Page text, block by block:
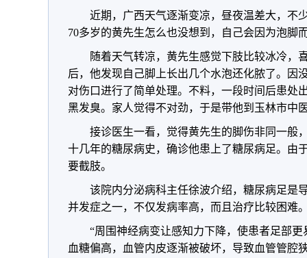
近期，广西天气逐渐变凉，昼夜温差大，不
70多岁的黄先生怎么也没想到，自己会因为泡脚
随着天气转凉，黄先生感觉下肢比较冰冷，
后，他发现自己脚上长出几个水泡还化脓了。因
对伤口进行了简单处理。不料，一段时间后患处
黑发臭。家人觉得不对劲，于是带他到玉林市中
接诊医生一看，觉得黄先生的脚伤非同一般
十几年的糖尿病史，确诊他患上了糖尿病足。由
要截肢。
该院内分泌病科主任徐波介绍，糖尿病足是
并发症之一，不仅发病率高，而且治疗比较困难
“周围神经病变让感知力下降，使患者足部
血糖偏高，血管内皮逐渐被破坏，导致血管管腔